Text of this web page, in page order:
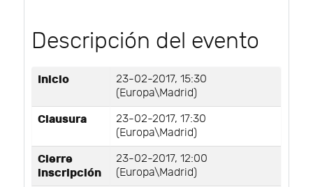
Descripción del evento
Inicio
23-02-2017, 15:30
(Europa\Madrid)
Clausura
23-02-2017, 17:30
(Europa\Madrid)
Cierre
inscripción
23-02-2017, 12:00
(Europa\Madrid)